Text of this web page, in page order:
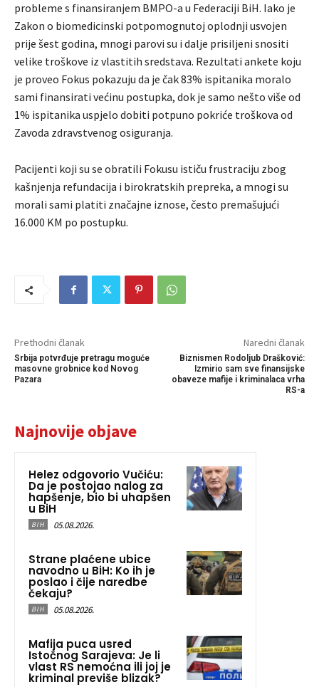
probleme s finansiranjem BMPO-a u Federaciji BiH. Iako je
Zakon o biomedicinski potpomognutoj oplodnji usvojen
prije šest godina, mnogi parovi su i dalje prisiljeni snositi
velike troškove iz vlastitih sredstava. Rezultati ankete koju
je proveo Fokus pokazuju da je čak 83% ispitanika moralo
sami finansirati većinu postupka, dok je samo nešto više od
1% ispitanika uspjelo dobiti potpuno pokriće troškova od
Zavoda zdravstvenog osiguranja.
Pacijenti koji su se obratili Fokusu ističu frustraciju zbog
kašnjenja refundacija i birokratskih prepreka, a mnogi su
morali sami platiti značajne iznose, često premašujući
16.000 KM po postupku.
Prethodni članak
Srbija potvrđuje pretragu moguće
masovne grobnice kod Novog
Pazara
Naredni članak
Biznismen Rodoljub Drašković:
Izmirio sam sve finansijske
obaveze mafije i kriminalaca vrha
RS-a
Najnovije objave
Helez odgovorio Vučiću:
Da je postojao nalog za
hapšenje, bio bi uhapšen
u BiH
BIH 05.08.2026.
Strane plaćene ubice
navodno u BiH: Ko ih je
poslao i čije naredbe
čekaju?
BIH 05.08.2026.
Mafija puca usred
Istočnog Sarajeva: Je li
vlast RS nemoćna ili joj je
kriminal previše blizak?